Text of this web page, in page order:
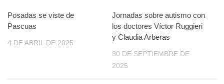
Posadas se viste de
Pascuas
4 DE ABRIL DE 2025
Jornadas sobre autismo con
los doctores Víctor Ruggieri
y Claudia Arberas
30 DE SEPTIEMBRE DE
2025